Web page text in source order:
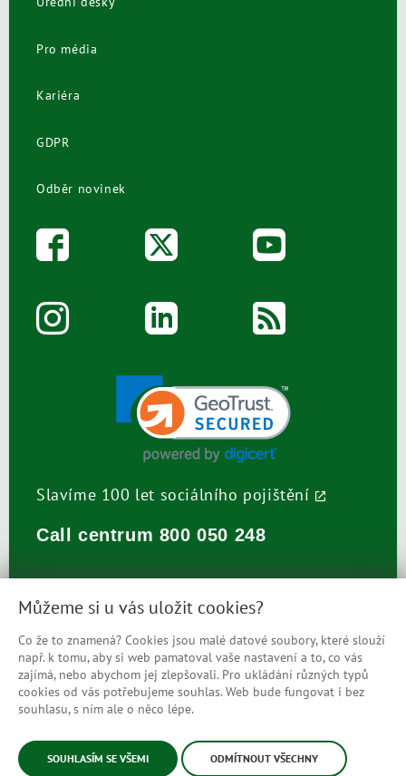
Pro média
Kariéra
GDPR
Odběr novinek
Slavíme 100 let sociálního pojištění
Call centrum 800 050 248
Prohlášení o přístupnosti
Mapa stránek
© Česká správa sociálního zabezpečení
Můžeme si u vás uložit cookies?
Co že to znamená? Cookies jsou malé datové soubory, které slouží
např. k tomu, aby si web pamatoval vaše nastavení a to, co vás
zajímá, nebo abychom jej zlepšovali. Pro ukládání různých typů
cookies od vás potřebujeme souhlas. Web bude fungovat i bez
souhlasu, s ním ale o něco lépe.
SOUHLASÍM SE VŠEMI ODMÍTNOUT VŠECHNY